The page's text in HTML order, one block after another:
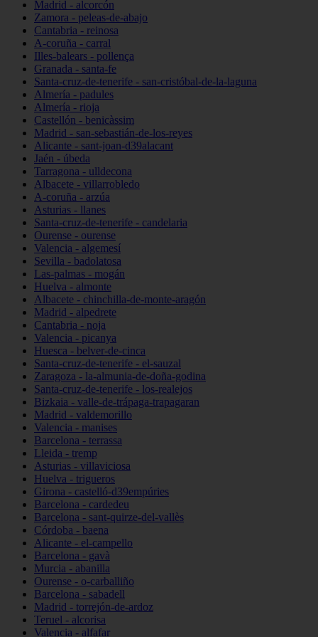
Madrid - alcorcón
Zamora - peleas-de-abajo
Cantabria - reinosa
A-coruña - carral
Illes-balears - pollença
Granada - santa-fe
Santa-cruz-de-tenerife - san-cristóbal-de-la-laguna
Almería - padules
Almería - rioja
Castellón - benicàssim
Madrid - san-sebastián-de-los-reyes
Alicante - sant-joan-d39alacant
Jaén - úbeda
Tarragona - ulldecona
Albacete - villarrobledo
A-coruña - arzúa
Asturias - llanes
Santa-cruz-de-tenerife - candelaria
Ourense - ourense
Valencia - algemesí
Sevilla - badolatosa
Las-palmas - mogán
Huelva - almonte
Albacete - chinchilla-de-monte-aragón
Madrid - alpedrete
Cantabria - noja
Valencia - picanya
Huesca - belver-de-cinca
Santa-cruz-de-tenerife - el-sauzal
Zaragoza - la-almunia-de-doña-godina
Santa-cruz-de-tenerife - los-realejos
Bizkaia - valle-de-trápaga-trapagaran
Madrid - valdemorillo
Valencia - manises
Barcelona - terrassa
Lleida - tremp
Asturias - villaviciosa
Huelva - trigueros
Girona - castelló-d39empúries
Barcelona - cardedeu
Barcelona - sant-quirze-del-vallès
Córdoba - baena
Alicante - el-campello
Barcelona - gavà
Murcia - abanilla
Ourense - o-carballiño
Barcelona - sabadell
Madrid - torrejón-de-ardoz
Teruel - alcorisa
Valencia - alfafar